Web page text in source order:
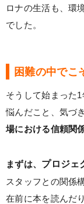
ロナの生活も、環
でした。
困難の中でこ
そうして始まった
悩んだこと、気づ
場における信頼関
まずは、 プロジェ
スタッフとの関係
在前に本を読んだ